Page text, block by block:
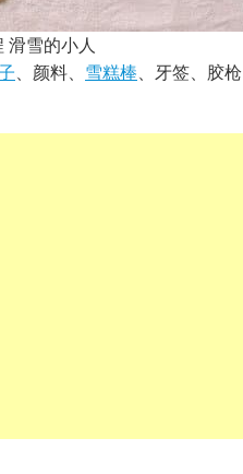
滑雪的小人
、颜料、 雪糕棒、牙签、胶枪